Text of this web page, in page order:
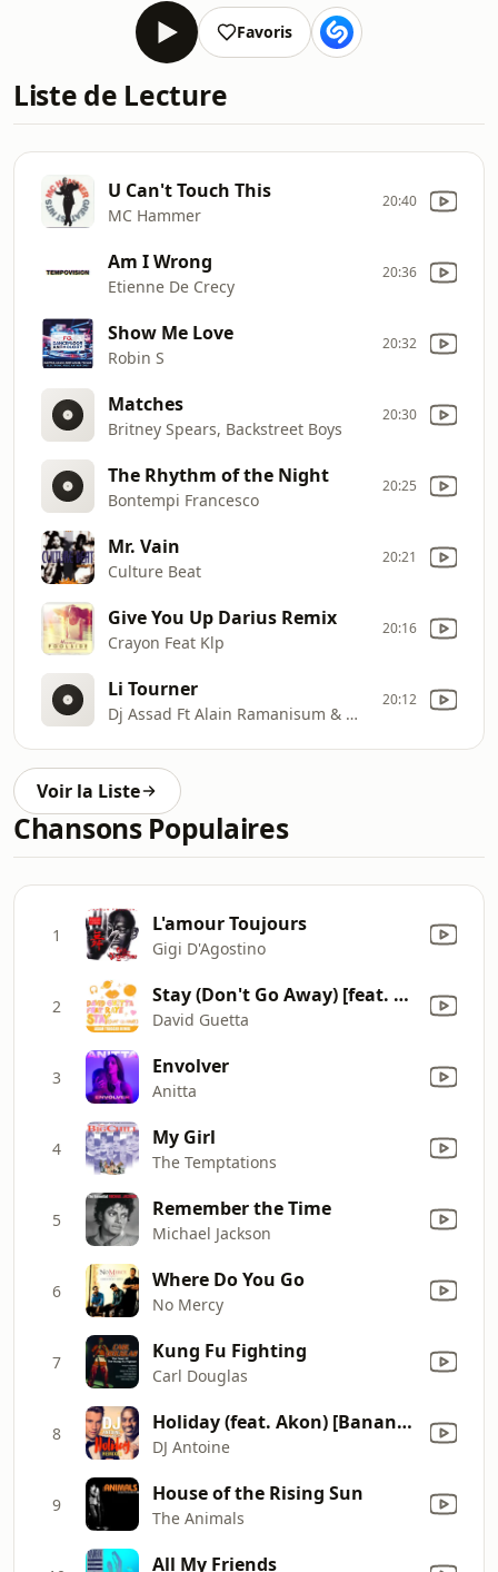
Favoris
Liste de Lecture
U Can't Touch This
MC Hammer
20:40
Am I Wrong
Etienne De Crecy
20:36
Show Me Love
Robin S
20:32
Matches
Britney Spears, Backstreet Boys
20:30
The Rhythm of the Night
Bontempi Francesco
20:25
Mr. Vain
Culture Beat
20:21
Give You Up Darius Remix
Crayon Feat Klp
20:16
Li Tourner
Dj Assad Ft Alain Ramanisum & Willy William
20:12
Voir la Liste
Chansons Populaires
1 L'amour Toujours
Gigi D'Agostino
2 Stay (Don't Go Away) [feat. Raye] [Adam Trigger Remix]
David Guetta
3 Envolver
Anitta
4 My Girl
The Temptations
5 Remember the Time
Michael Jackson
6 Where Do You Go
No Mercy
7 Kung Fu Fighting
Carl Douglas
8 Holiday (feat. Akon) [Banana Monkeys Deep Radio Edit]
DJ Antoine
9 House of the Rising Sun
The Animals
All My Friends